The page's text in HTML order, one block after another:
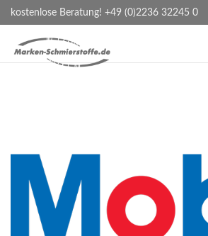
kostenlose Beratung! +49 (0)2236 32245 0